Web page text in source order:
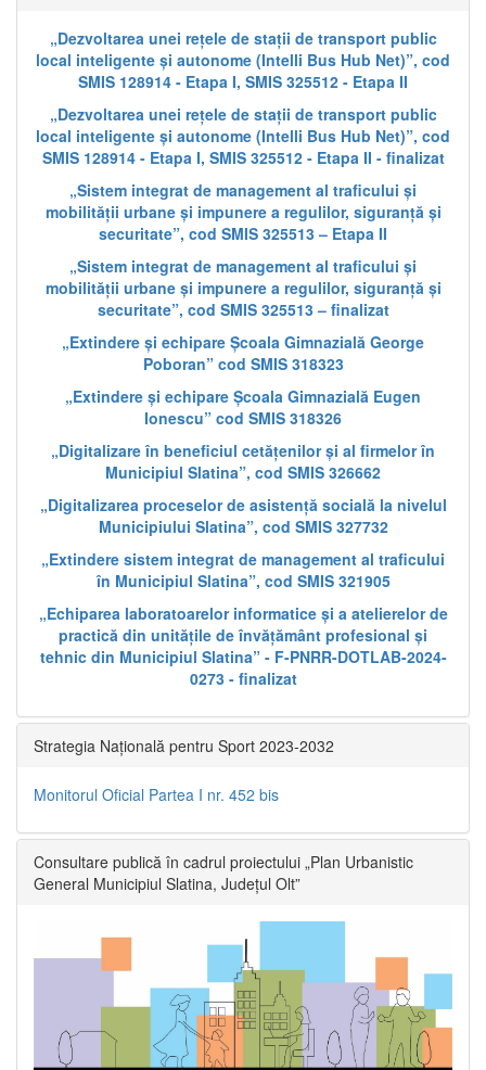
„Dezvoltarea unei rețele de stații de transport public
local inteligente și autonome (Intelli Bus Hub Net)”, cod
SMIS 128914 - Etapa I, SMIS 325512 - Etapa II
„Dezvoltarea unei rețele de stații de transport public
local inteligente și autonome (Intelli Bus Hub Net)”, cod
SMIS 128914 - Etapa I, SMIS 325512 - Etapa II - finalizat
„Sistem integrat de management al traficului și
mobilității urbane și impunere a regulilor, siguranță și
securitate”, cod SMIS 325513 – Etapa II
„Sistem integrat de management al traficului și
mobilității urbane și impunere a regulilor, siguranță și
securitate”, cod SMIS 325513 – finalizat
„Extindere și echipare Școala Gimnazială George
Poboran” cod SMIS 318323
„Extindere și echipare Școala Gimnazială Eugen
Ionescu” cod SMIS 318326
„Digitalizare în beneficiul cetățenilor și al firmelor în
Municipiul Slatina”, cod SMIS 326662
„Digitalizarea proceselor de asistență socială la nivelul
Municipiului Slatina”, cod SMIS 327732
„Extindere sistem integrat de management al traficului
în Municipiul Slatina”, cod SMIS 321905
„Echiparea laboratoarelor informatice și a atelierelor de
practică din unitățile de învățământ profesional și
tehnic din Municipiul Slatina” - F-PNRR-DOTLAB-2024-
0273 - finalizat
Strategia Națională pentru Sport 2023-2032
Monitorul Oficial Partea I nr. 452 bis
Consultare publică în cadrul proiectului „Plan Urbanistic
General Municipiul Slatina, Județul Olt”